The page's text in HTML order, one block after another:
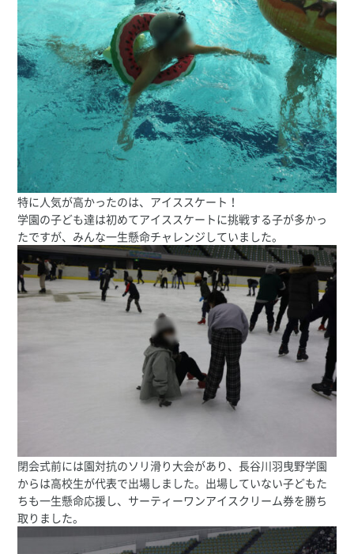
特に人気が高かったのは、アイススケート！
学園の子ども達は初めてアイススケートに挑戦する子が多かっ
たですが、みんな一生懸命チャレンジしていました。
閉会式前には園対抗のソリ滑り大会があり、長谷川羽曳野学園
からは高校生が代表で出場しました。出場していない子どもた
ちも一生懸命応援し、サーティーワンアイスクリーム券を勝ち
取りました。